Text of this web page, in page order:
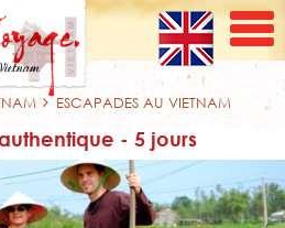
ESCAPADES AU VIETNAM
- 5 jours